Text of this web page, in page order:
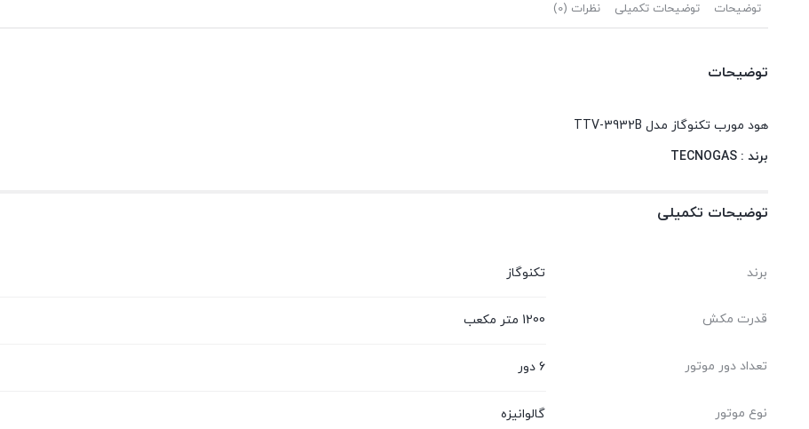
توضیحات توضیحات تکمیلی نظرات (0)
توضیحات
هود مورب تکنوگاز مدل TTV-3932B
برند : TECNOGAS
توضیحات تکمیلی
برند تکنوگاز
قدرت مکش 1200 متر مکعب
تعداد دور موتور 6 دور
نوع موتور گالوانیزه